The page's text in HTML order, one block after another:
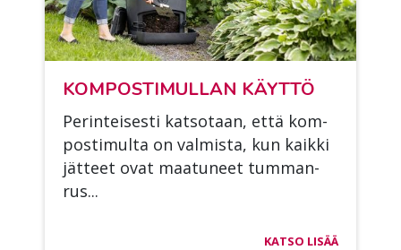
KOM­POS­TI­MUL­LAN KÄYT­TÖ
Pe­rin­tei­ses­ti kat­so­taan, että kom­
pos­ti­mul­ta on val­mis­ta, kun kaik­ki
jät­teet ovat maa­tu­neet tum­man­
rus...
KATSO LISÄÄ